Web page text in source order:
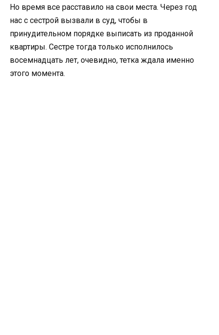
Но время все расставило на свои места. Через год
нас с сестрой вызвали в суд, чтобы в
принудительном порядке выписать из проданной
квартиры. Сестре тогда только исполнилось
восемнадцать лет, очевидно, тетка ждала именно
этого момента.